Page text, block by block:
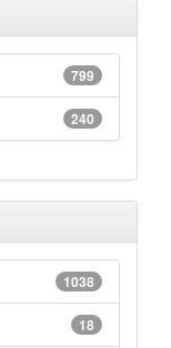
799
240
1038
18